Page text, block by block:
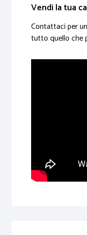
Vendi la tua
Contattaci per
tutto quello che